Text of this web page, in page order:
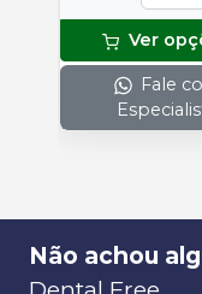
Ver
Fale
Não achou